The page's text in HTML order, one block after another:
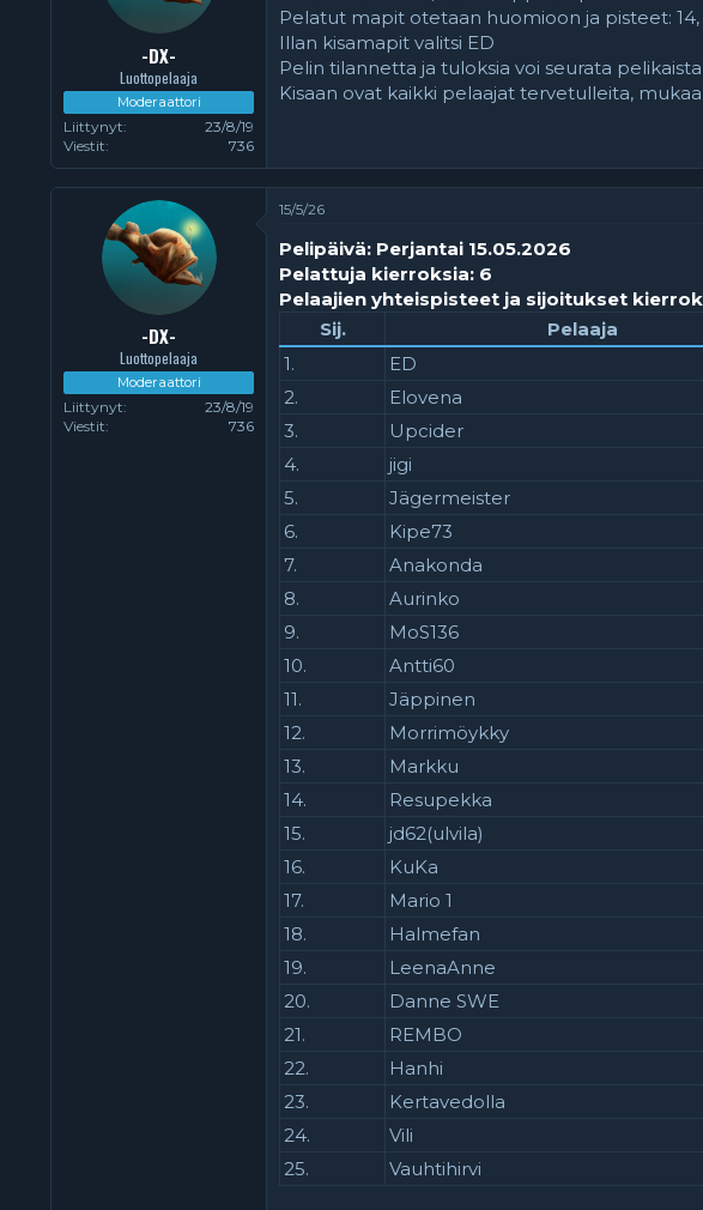
-DX-
Luottopelaaja
Moderaattori
Liittynyt
23/8/19
Viestit
736
Pelatut mapit otetaan huomioon ja pisteet: 14,
Illan kisamapit valitsi ED
Pelin tilannetta ja tuloksia voi seurata
Kisaan ovat kaikki pelaajat tervetulleita,
-DX-
Luottopelaaja
Moderaattori
Liittynyt
23/8/19
Viestit
736
15/5/26
Pelipäivä: Perjantai 15.05.2026
Pelattuja kierroksia: 6
Pelaajien yhteispisteet ja sijoitukset
Sij.
Pelaaja
1.
ED
2.
Elovena
3.
Upcider
4.
jigi
5.
Jägermeister
6.
Kipe73
7.
Anakonda
8.
Aurinko
9.
MoS136
10.
Antti60
11.
Jäppinen
12.
Morrimöykky
13.
Markku
14.
Resupekka
15.
jd62(ulvila)
16.
KuKa
17.
Mario 1
18.
Halmefan
19.
LeenaAnne
20.
Danne SWE
21.
REMBO
22.
Hanhi
23.
Kertavedolla
24.
Vili
25.
Vauhtihirvi